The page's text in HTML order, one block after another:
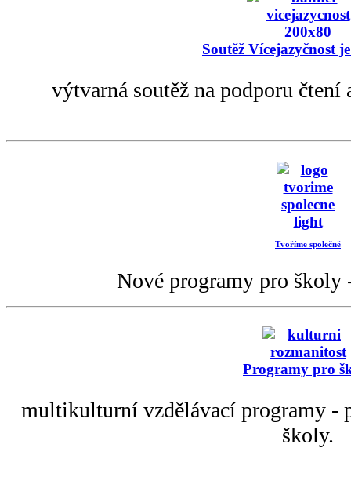
Soutěž Vícejazyčnost
výtvarná soutěž na podporu
Tvoříme společně
Nové programy pro
Programy pro
multikulturní vzdělávací programy -
školy.